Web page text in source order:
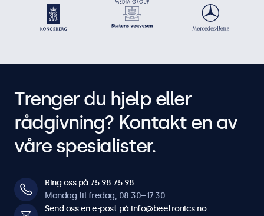
Trenger du hjelp eller
rådgivning? Kontakt en av
våre spesialister.
Ring oss på 75 98 75 98
Mandag til fredag, 08:30–17:30
Send oss en e-post på info@beetronics.no